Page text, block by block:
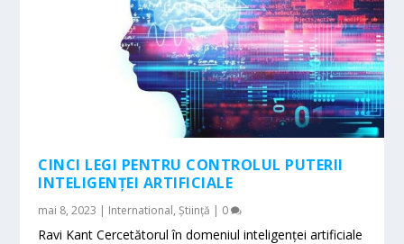
CINCI LEGI PENTRU CONTROLUL PUTERII
INTELIGENȚEI ARTIFICIALE
mai 8, 2023 | International,Știință | 0
Ravi Kant Cercetătorul în domeniul inteligenței artificiale